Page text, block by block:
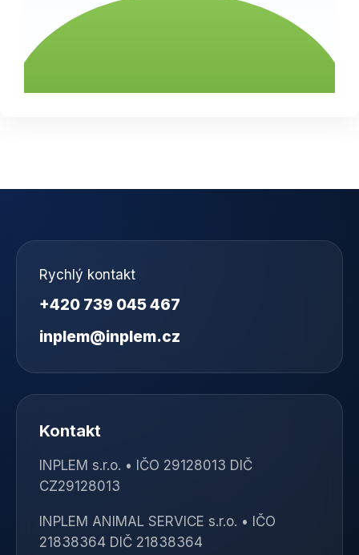
Rychlý kontakt
+420 739 045 467
inplem@inplem.cz
Kontakt
INPLEM s.r.o. • IČO 29128013 DIČ
CZ29128013
INPLEM ANIMAL SERVICE s.r.o. • IČO
21838364 DIČ 21838364